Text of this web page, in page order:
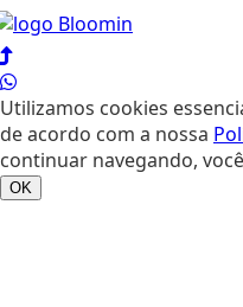
Utilizamos cookies
de acordo com a nossa
continuar navegando,
OK